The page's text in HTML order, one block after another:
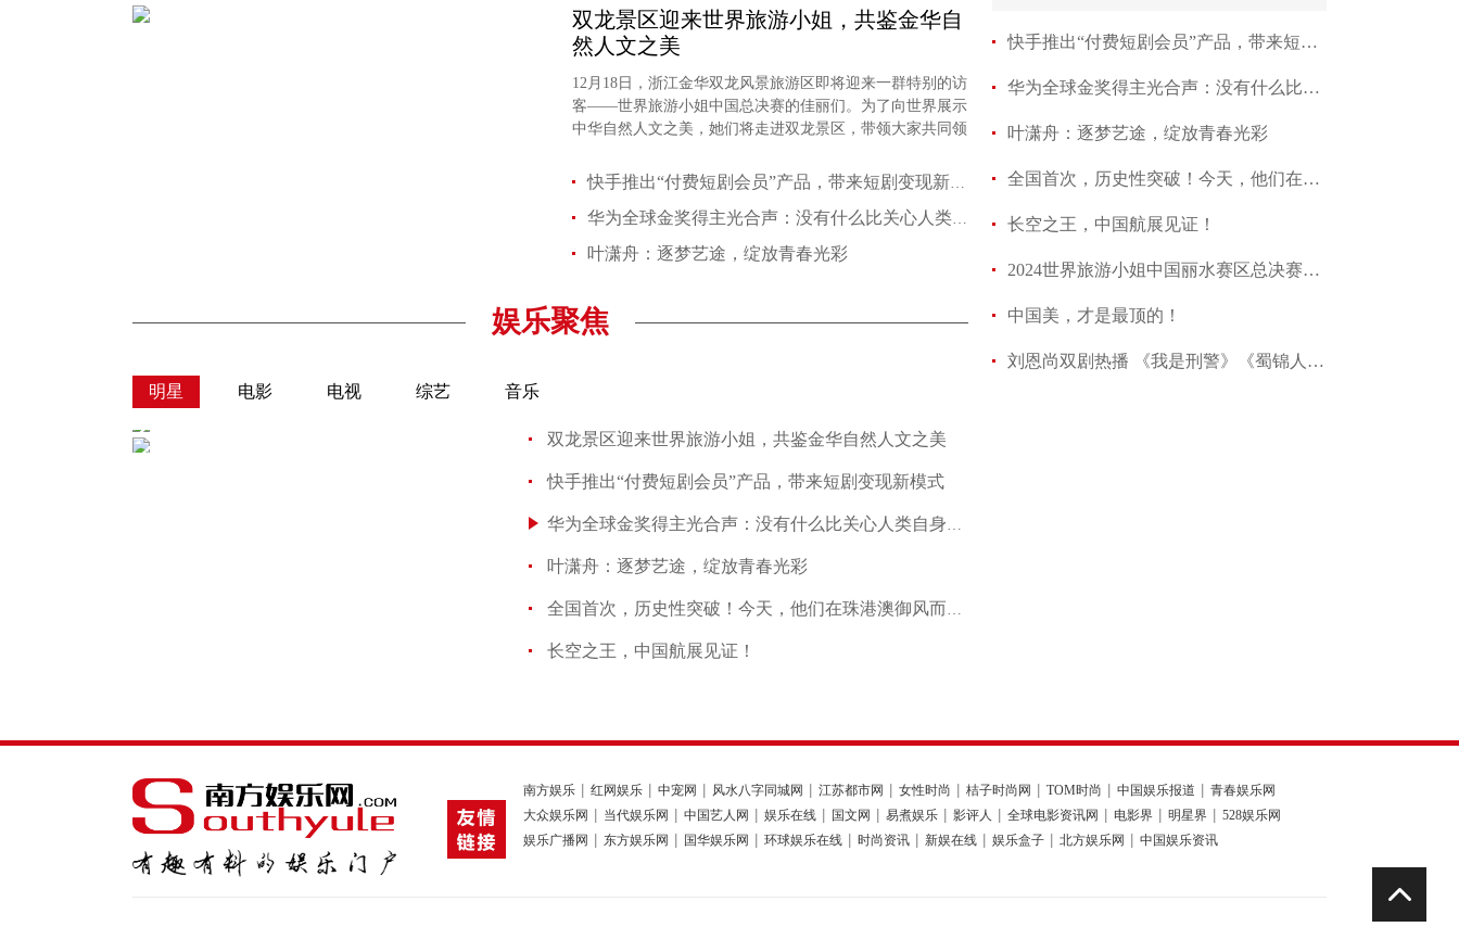
双龙景区迎来世界旅游小姐，共鉴金华自
然人文之美
12月18日，浙江金华双龙风景旅游区即将迎来一群特别的访
客——世界旅游小姐中国总决赛的佳丽们。为了向世界展示
中华自然人文之美，她们将走进双龙景区，带领大家共同领
区国际化名片，向世界展示其独特的自然景观和深厚的文化
快手推出“付费短剧会员”产品，带来短剧变现新模式
华为全球金奖得主光合声：没有什么比关心人类自身更重要
叶潇舟：逐梦艺途，绽放青春光彩
娱乐聚焦
明星 电影 电视 综艺 音乐
双龙景区迎来世界旅游小姐，共鉴金华自然人文之美
快手推出“付费短剧会员”产品，带来短剧变现新模式
华为全球金奖得主光合声：没有什么比关心人类自身更重要
叶潇舟：逐梦艺途，绽放青春光彩
全国首次，历史性突破！今天，他们在珠港澳御风而行！
长空之王，中国航展见证！
们。为了向世界展示中华
自然人文之美，她们将走
同领略万年上山遗址，千
基因，擦亮景区国际化名
片，向世界展示其独特的
蕴，助力金华文旅经济的
快手推出“付费短剧会员”产品，带来短剧变现新模
华为全球金奖得主光合声：没有什么比关心人类自身
叶潇舟：逐梦艺途，绽放青春光彩
全国首次，历史性突破！今天，他们在珠港澳御风而行！
长空之王，中国航展见证！
2024世界旅游小姐中国丽水赛区总决赛圆满落幕
中国美，才是最顶的！
刘恩尚双剧热播 《我是刑警》《蜀锦人家》塑造
南方娱乐 红网娱乐 中宠网 风水八字同城网 江苏都市网 女性时尚 桔子时尚网 TOM时尚 中国娱乐报道
青春娱乐网
大众娱乐网
当代娱乐网 中国艺人网 娱乐在线 国文网 易煮娱乐 影评人 全球电影资讯网 电影界 明星界
528娱乐网
娱乐广播网
东方娱乐网 国华娱乐网 环球娱乐在线 时尚资讯 新娱在线 娱乐盒子 北方娱乐网 中国娱乐资讯